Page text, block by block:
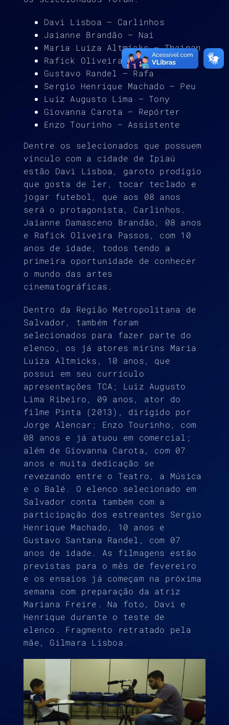
Davi Lisboa – Carlinhos
Jaianne Brandão – Nai
Maria Luiza Altmicks – Thainan
Rafick Oliveira – Júnior
Gustavo Randel – Rafa
Sergio Henrique Machado – Peu
Luiz Augusto Lima – Tony
Giovanna Carota – Repórter
Enzo Tourinho – Assistente
Dentre os selecionados que possuem
vínculo com a cidade de Ipiaú
estão Davi Lisboa, garoto prodígio
que gosta de ler, tocar teclado e
jogar futebol, que aos 08 anos
será o protagonista, Carlinhos.
Jaianne Damasceno Brandão, 08 anos
e Rafick Oliveira Passos, com 10
anos de idade, todos tendo a
primeira oportunidade de conhecer
o mundo das artes
cinematográficas.
Dentro da Região Metropolitana de
Salvador, também foram
selecionados para fazer parte do
elenco, os já atores mirins Maria
Luiza Altmicks, 10 anos, que
possui em seu currículo
apresentações TCA; Luiz Augusto
Lima Ribeiro, 09 anos, ator do
filme Pinta (2013), dirigido por
Jorge Alencar; Enzo Tourinho, com
08 anos e já atuou em comercial;
além de Giovanna Carota, com 07
anos e muita dedicação se
revezando entre o Teatro, a Música
e o Balé. O elenco selecionado em
Salvador conta também com a
participação dos estreantes Sergio
Henrique Machado, 10 anos e
Gustavo Santana Randel, com 07
anos de idade. As filmagens estão
previstas para o mês de fevereiro
e os ensaios já começam na próxima
semana com preparação da atriz
Mariana Freire. Na foto, Davi e
Henrique durante o teste de
elenco. Fragmento retratado pela
mãe, Gilmara Lisboa.